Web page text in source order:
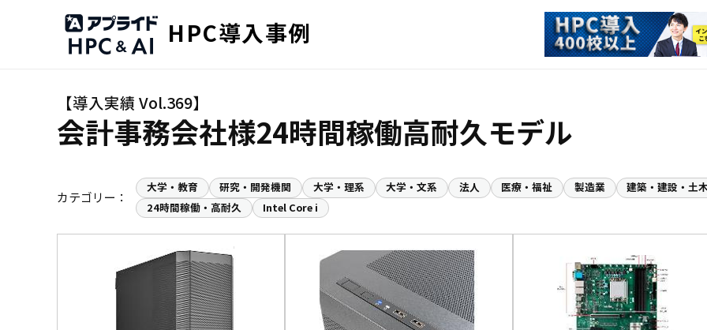
HPC導入事例
会計事務会社様24時間稼働高耐久モデル
カテゴリー：
大学・教育 研究・開発機関 大学・理系 大学・文系 法人 医療・福祉 製造業 建築・建設・土
24時間稼働・高耐久
Intel Core i